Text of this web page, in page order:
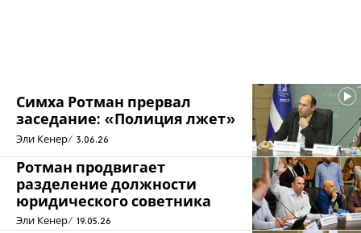
Симха Ротман прервал
заседание: «Полиция лжет»
Эли Кенер 3.06.26
Ротман продвигает
разделение должности
юридического советника
Эли Кенер 19.05.26